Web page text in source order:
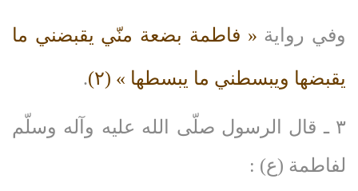
وفي رواية « فاطمة بضعة منّي يقبضني ما
يقبضها ويبسطني ما يبسطها » (۲) .
٣ ـ قال الرسول صلّى‌ الله‌ عليه‌ وآله‌ وسلّم
لفاطمة (ع) :